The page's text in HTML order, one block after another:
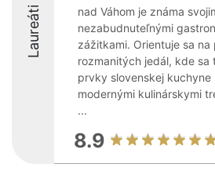
Laureáti
nad Váhom je známa
nezabudnuteľnými
zážitkami. Orientuje sa na
rozmanitých jedál, kde sa
prvky slovenskej kuchyne
modernými kulinárskymi
...
8.9